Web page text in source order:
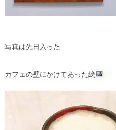
写真は先日入った
カフェの壁にかけてあった絵